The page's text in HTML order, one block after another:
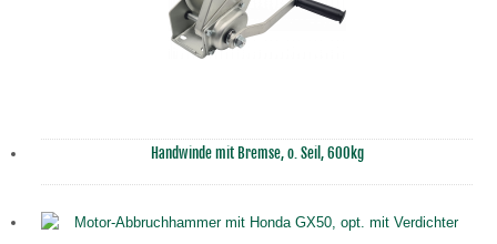
Handwinde mit Bremse, o. Seil, 600kg